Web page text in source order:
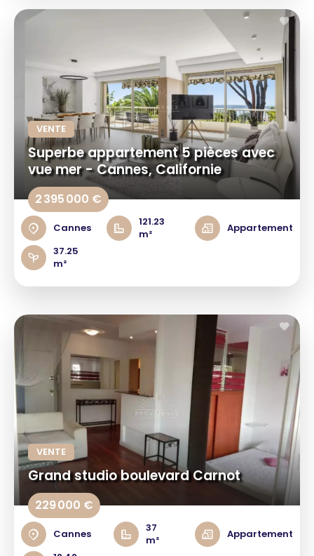
VENTE
Superbe appartement 5 pièces avec
vue mer - Cannes, Californie
2 395 000 €
Cannes
121.23
m²
Appartement
37.25
m²
VENTE
Grand studio boulevard Carnot
229 000 €
Cannes
37
m²
Appartement